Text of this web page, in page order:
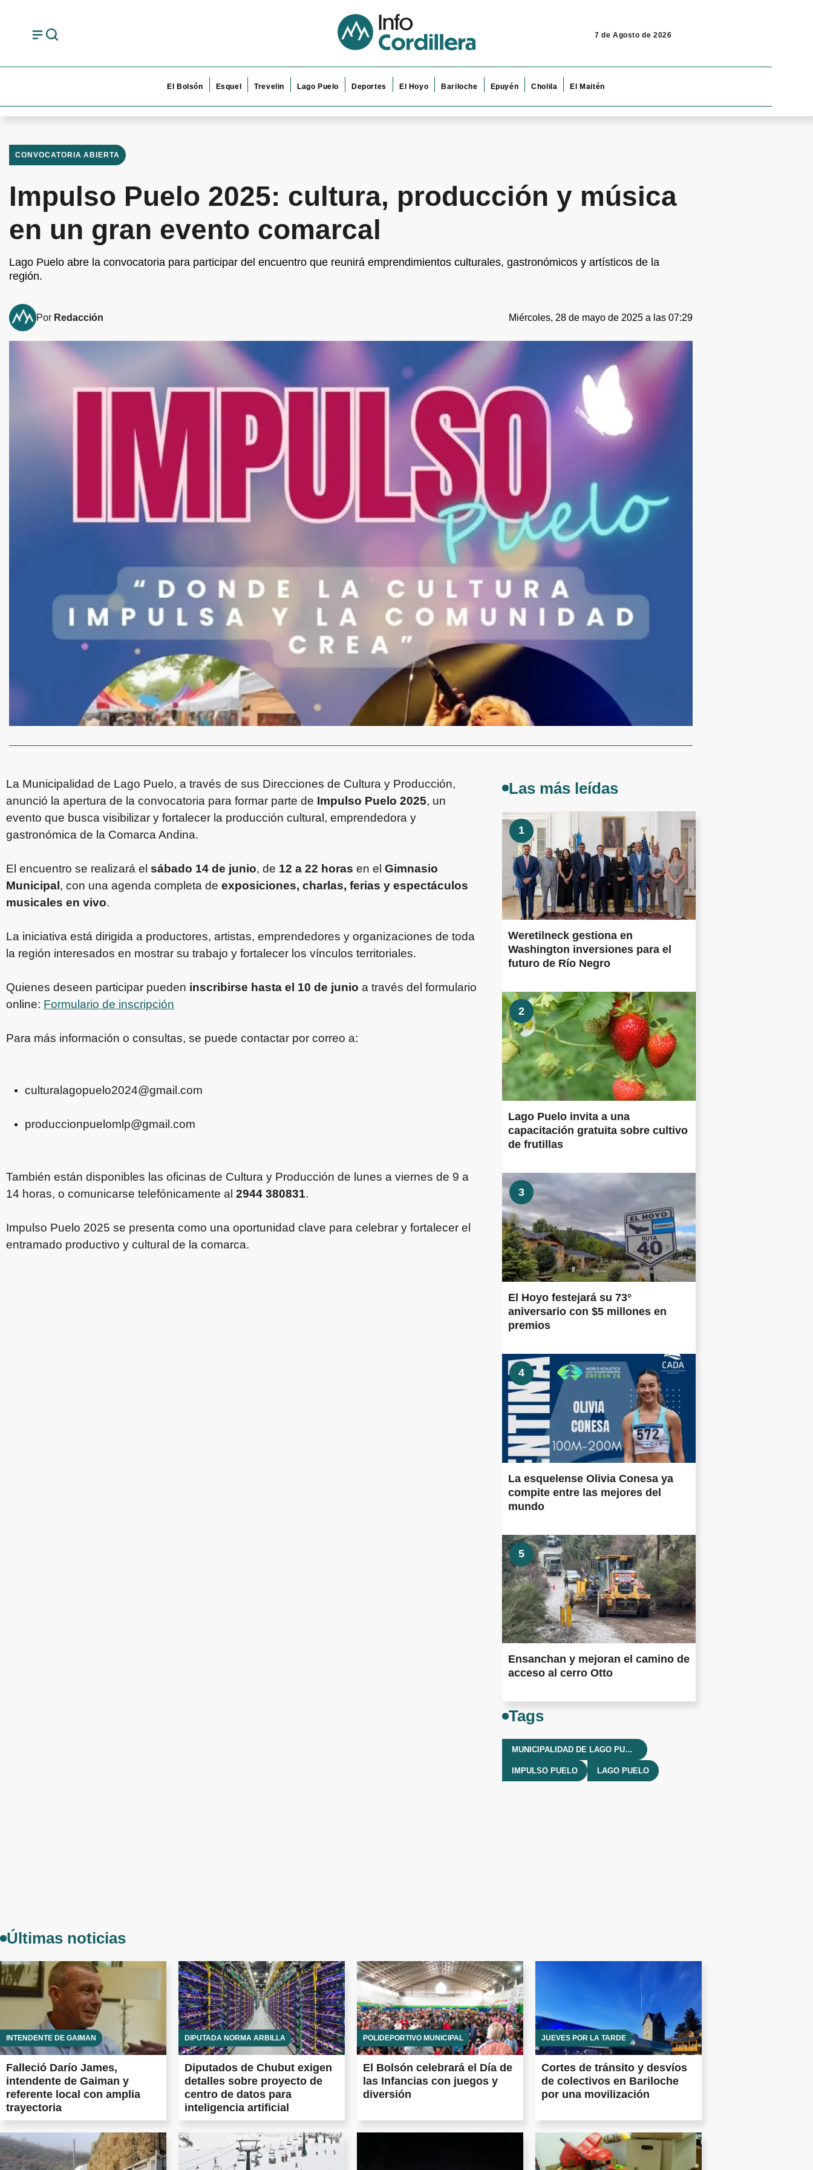
7 de Agosto de 2026
El Bolsón Esquel Trevelin Lago Puelo Deportes El Hoyo Bariloche Epuyén Cholila El Maitén
CONVOCATORIA ABIERTA
Impulso Puelo 2025: cultura, producción y música
en un gran evento comarcal
Lago Puelo abre la convocatoria para participar del encuentro que reunirá emprendimientos culturales, gastronómicos y artísticos de la
región.
Por Redacción Miércoles, 28 de mayo de 2025 a las 07:29
La Municipalidad de Lago Puelo, a través de sus Direcciones de Cultura y Producción,
anunció la apertura de la convocatoria para formar parte de Impulso Puelo 2025, un
evento que busca visibilizar y fortalecer la producción cultural, emprendedora y
gastronómica de la Comarca Andina.
El encuentro se realizará el sábado 14 de junio, de 12 a 22 horas en el Gimnasio
Municipal, con una agenda completa de exposiciones, charlas, ferias y espectáculos
musicales en vivo.
La iniciativa está dirigida a productores, artistas, emprendedores y organizaciones de toda
la región interesados en mostrar su trabajo y fortalecer los vínculos territoriales.
Quienes deseen participar pueden inscribirse hasta el 10 de junio a través del formulario
online: Formulario de inscripción
Para más información o consultas, se puede contactar por correo a:
culturalagopuelo2024@gmail.com
produccionpuelomlp@gmail.com
También están disponibles las oficinas de Cultura y Producción de lunes a viernes de 9 a
14 horas, o comunicarse telefónicamente al 2944 380831.
Impulso Puelo 2025 se presenta como una oportunidad clave para celebrar y fortalecer el
entramado productivo y cultural de la comarca.
Las más leídas
1
Weretilneck gestiona en
Washington inversiones para el
futuro de Río Negro
2
Lago Puelo invita a una
capacitación gratuita sobre cultivo
de frutillas
3
El Hoyo festejará su 73°
aniversario con $5 millones en
premios
4
La esquelense Olivia Conesa ya
compite entre las mejores del
mundo
5
Ensanchan y mejoran el camino de
acceso al cerro Otto
Tags
MUNICIPALIDAD DE LAGO PUELO
IMPULSO PUELO LAGO PUELO
Últimas noticias
INTENDENTE DE GAIMAN
Falleció Darío James,
intendente de Gaiman y
referente local con amplia
trayectoria
DIPUTADA NORMA ARBILLA
Diputados de Chubut exigen
detalles sobre proyecto de
centro de datos para
inteligencia artificial
POLIDEPORTIVO MUNICIPAL
El Bolsón celebrará el Día de
las Infancias con juegos y
diversión
JUEVES POR LA TARDE
Cortes de tránsito y desvíos
de colectivos en Bariloche
por una movilización